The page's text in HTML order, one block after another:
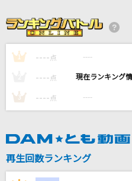
星街すいせい
ナギイチ
Believe
Special for Princess!
1 ---- 点 ----
---- 点 ----
3 ---- 点 ----
再生回数ランキング